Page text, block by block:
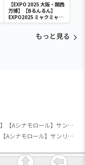
【EXPO 2025 大阪・関西
万博】【Bるんるん】
EXPO2025 ミャクミャク
カラフルゴム紐付きぬい
もっと見る
【サンリオ】【Aシナモロール】サンリオキャラクターズ いちご新聞652号コラボレーションぬいぐるみ②
【サンリオ】【Aシナモロール】サンリオキャラクターズ いちご新聞652号コラボレーションぬいぐるみ②